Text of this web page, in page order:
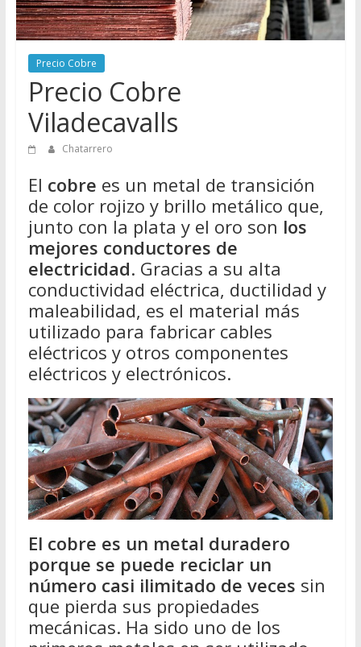
de
Chatarreros
vender
Chatarra
Precio Cobre
Precio Cobre
Viladecavalls
Chatarrero
El cobre es un metal de transición
de color rojizo y brillo metálico que,
junto con la plata y el oro son los
mejores conductores de
electricidad. Gracias a su alta
conductividad eléctrica, ductilidad y
maleabilidad, es el material más
utilizado para fabricar cables
eléctricos y otros componentes
eléctricos y electrónicos.
El cobre es un metal duradero
porque se puede reciclar un
número casi ilimitado de veces sin
que pierda sus propiedades
mecánicas. Ha sido uno de los